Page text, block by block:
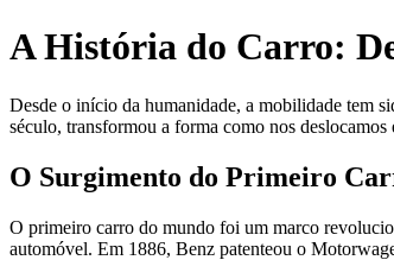
A História do Carro:
Desde o início da humanidade, a mobilidade tem
século, transformou a forma como nos
O Surgimento do Primeiro
O primeiro carro do mundo foi um marco
automóvel. Em 1886, Benz patenteou o